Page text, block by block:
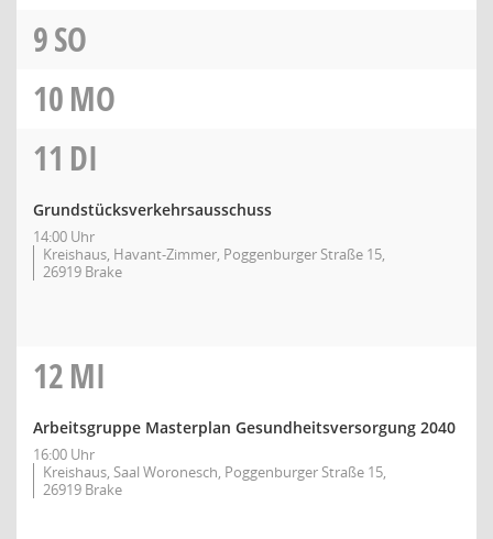
9SO
10MO
11 DI
Grundstücksverkehrsausschuss
14:00 Uhr
Kreishaus, Havant-Zimmer, Poggenburger Straße 15,
26919 Brake
12MI
Arbeitsgruppe Masterplan Gesundheitsversorgung 2040
16:00 Uhr
Kreishaus, Saal Woronesch, Poggenburger Straße 15,
26919 Brake